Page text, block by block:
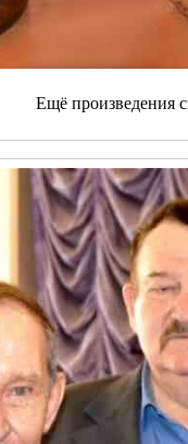
Ещё произведения